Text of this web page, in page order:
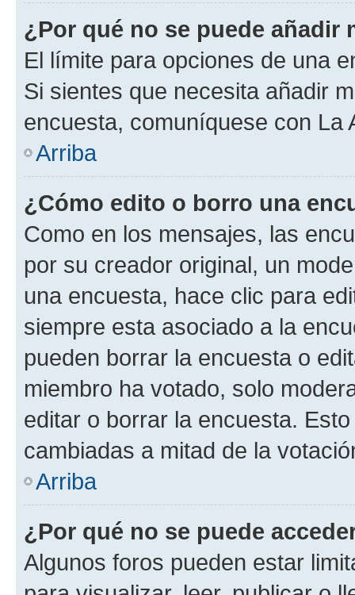
¿Por qué no se puede añadir
El límite para opciones de una
Si sientes que necesita añadir
encuesta, comuníquese con La
Arriba
¿Cómo edito o borro una
Como en los mensajes, las
por su creador original, un
una encuesta, hace clic para
siempre esta asociado a la
pueden borrar la encuesta o
miembro ha votado, solo
editar o borrar la encuesta.
cambiadas a mitad de la
Arriba
¿Por qué no se puede
Algunos foros pueden estar